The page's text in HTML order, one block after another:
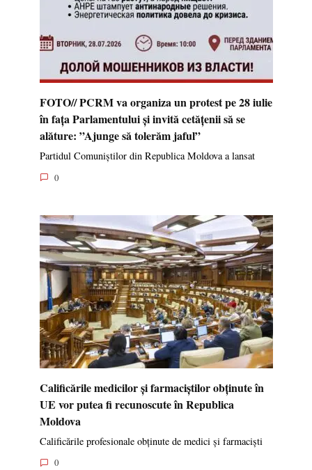
FOTO// PCRM va organiza un protest pe 28 iulie
în fața Parlamentului și invită cetățenii să se
alăture: ”Ajunge să tolerăm jaful”
Partidul Comuniștilor din Republica Moldova a lansat
0
Calificările medicilor și farmaciștilor obținute în
UE vor putea fi recunoscute în Republica
Moldova
Calificările profesionale obținute de medici și farmaciști
0